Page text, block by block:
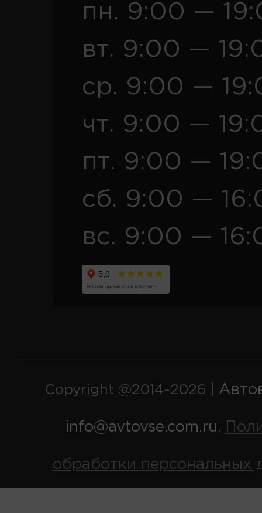
пн. 9:00 —
вт. 9:00 —
ср. 9:00 —
чт. 9:00 —
пт. 9:00 —
сб. 9:00 —
вс. 9:00 —
Copyright @2014-2026 |
info@avtovse.com.ru,
обработки персональных